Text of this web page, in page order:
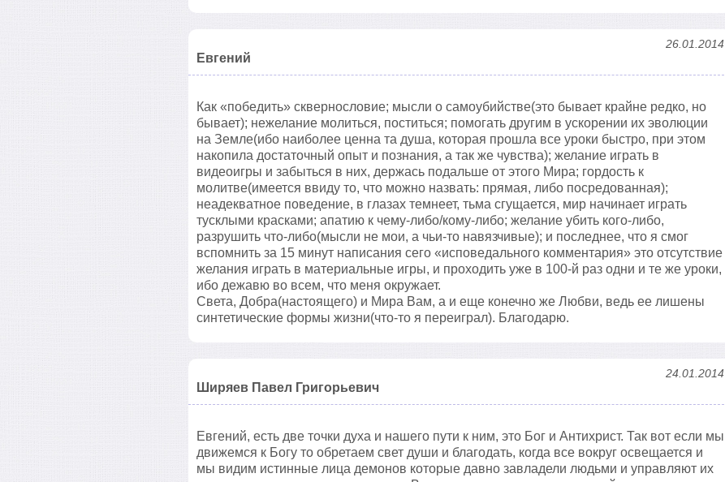
Евгений
26.01.2014
Как «победить» сквернословие; мысли о самоубийстве(это бывает крайне редко, но
бывает); нежелание молиться, поститься; помогать другим в ускорении их эволюции
на Земле(ибо наиболее ценна та душа, которая прошла все уроки быстро, при этом
накопила достаточный опыт и познания, а так же чувства); желание играть в
видеоигры и забыться в них, держась подальше от этого Мира; гордость к
молитве(имеется ввиду то, что можно назвать: прямая, либо посредованная);
неадекватное поведение, в глазах темнеет, тьма сгущается, мир начинает играть
тусклыми красками; апатию к чему-либо/кому-либо; желание убить кого-либо,
разрушить что-либо(мысли не мои, а чьи-то навязчивые); и последнее, что я смог
вспомнить за 15 минут написания сего «исповедального комментария» это отсутствие
желания играть в материальные игры, и проходить уже в 100-й раз одни и те же уроки,
ибо дежавю во всем, что меня окружает.
Света, Добра(настоящего) и Мира Вам, а и еще конечно же Любви, ведь ее лишены
синтетические формы жизни(что-то я переиграл). Благодарю.
Ширяев Павел Григорьевич
24.01.2014
Евгений, есть две точки духа и нашего пути к ним, это Бог и Антихрист. Так вот если мы
движемся к Богу то обретаем свет души и благодать, когда все вокруг освещается и
мы видим истинные лица демонов которые давно завладели людьми и управляют их